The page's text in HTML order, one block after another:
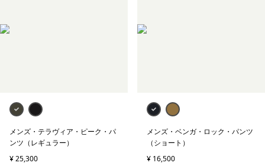
メンズ・テラヴィア・ピーク・パ
ンツ（レギュラー）
¥ 25,300
メンズ・ベンガ・ロック・パンツ
（ショート）
¥ 16,500